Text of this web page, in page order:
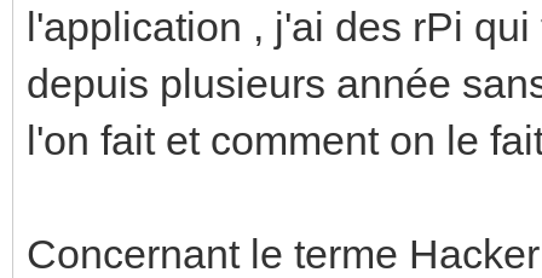
l'application , j'ai des rPi
depuis plusieurs année
l'on fait et comment on le
Concernant le terme